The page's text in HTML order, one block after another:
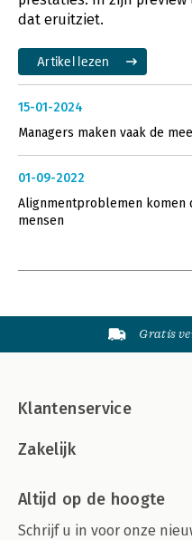
dat eruitziet.
Artikel lezen
15-01-2024
Managers maken vaak de
01-09-2022
Alignmentproblemen komen
mensen
Gratis
Klantenservice
Zakelijk
Altijd op de hoogte
Schrijf u in voor onze